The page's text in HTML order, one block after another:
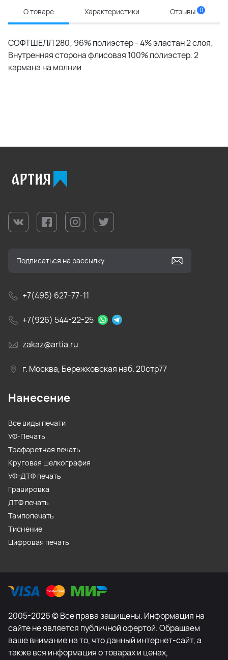
О товаре Характеристики Отзывы 0
СОФТШЕЛЛ 280; 96% полиэстер - 4% эластан 2 слоя;
Внутренняя сторона флисовая 100% полиэстер. 2
кармана на молнии
+7(495) 627-77-11
+7(926) 544-22-25
zakaz@artia.ru
г. Москва, Бережковская наб. 20стр77
Нанесение
Все виды печати
УФ-Печать
Трафаретная печать
Круговая шелкография
УФ-ДТФ печать
Гравировка
ДТФ печать
Тампопечать
Тиснение
Цифровая печать
2005-2026 © Все права защищены. Информация на
сайте не является публичной офертой. Обращаем
ваше внимание на то, что данный интернет-сайт, а
также вся информация о товарах и ценах,